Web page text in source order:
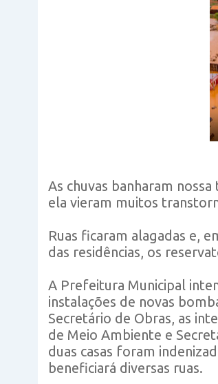
As chuvas banharam
ela vieram muitos
Ruas ficaram alagadas e,
das residências, os
A Prefeitura Municipal
instalações de novas
Secretário de Obras, as
de Meio Ambiente e
duas casas foram
beneficiará diversas ruas.